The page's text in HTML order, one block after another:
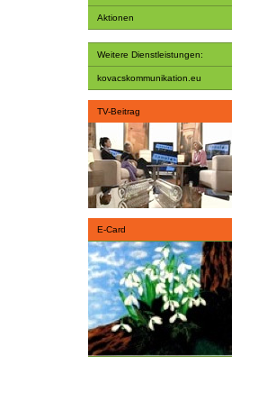
Aktionen
Weitere Dienstleistungen:
kovacskommunikation.eu
TV-Beitrag
E-Card